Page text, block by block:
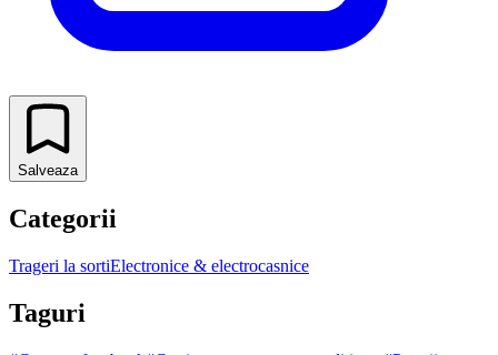
Salveaza
Categorii
Trageri la sortiElectronice & electrocasnice
Taguri